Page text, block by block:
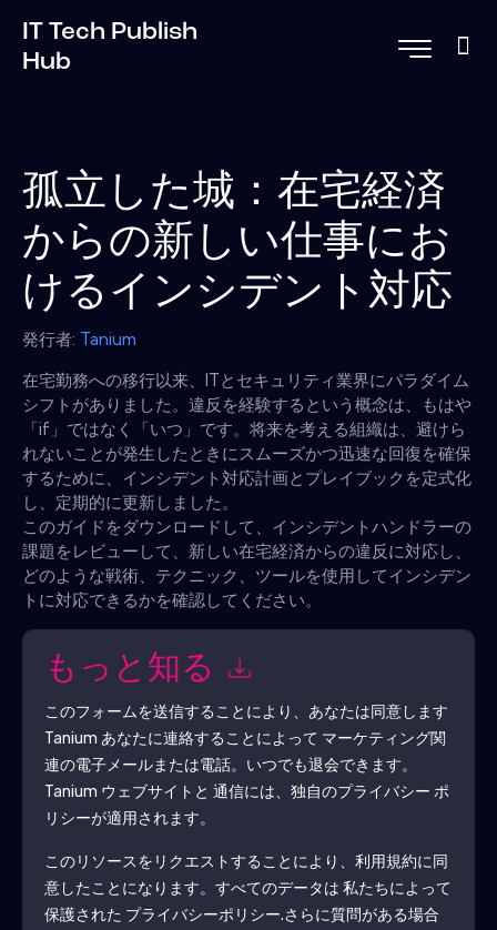
IT Tech Publish
Hub
孤立した城：在宅経済
からの新しい仕事にお
けるインシデント対応
発行者: Tanium
在宅勤務への移行以来、ITとセキュリティ業界にパラダイム
シフトがありました。違反を経験するという概念は、もはや
「if」ではなく「いつ」です。将来を考える組織は、避けら
れないことが発生したときにスムーズかつ迅速な回復を確保
するために、インシデント対応計画とプレイブックを定式化
し、定期的に更新しました。
このガイドをダウンロードして、インシデントハンドラーの
課題をレビューして、新しい在宅経済からの違反に対応し、
どのような戦術、テクニック、ツールを使用してインシデン
トに対応できるかを確認してください。
もっと知る
このフォームを送信することにより、あなたは同意します
Tanium あなたに連絡することによって マーケティング関
連の電子メールまたは電話。いつでも退会できます。
Tanium ウェブサイトと 通信には、独自のプライバシー ポ
リシーが適用されます。
このリソースをリクエストすることにより、利用規約に同
意したことになります。すべてのデータは 私たちによって
保護された プライバシーポリシー.さらに質問がある場合